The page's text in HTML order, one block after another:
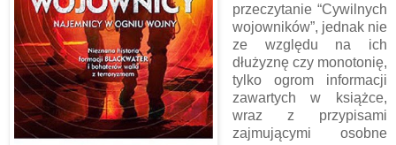
przeczytanie “Cywilnych
wojowników”, jednak nie
ze względu na ich
dłużyznę czy monotonię,
tylko ogrom informacji
zawartych w książce,
wraz z przypisami
zajmującymi osobne